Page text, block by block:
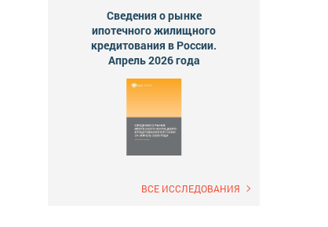
Сведения о рынке
ипотечного жилищного
кредитования в России.
Апрель 2026 года
ВСЕ ИССЛЕДОВАНИЯ